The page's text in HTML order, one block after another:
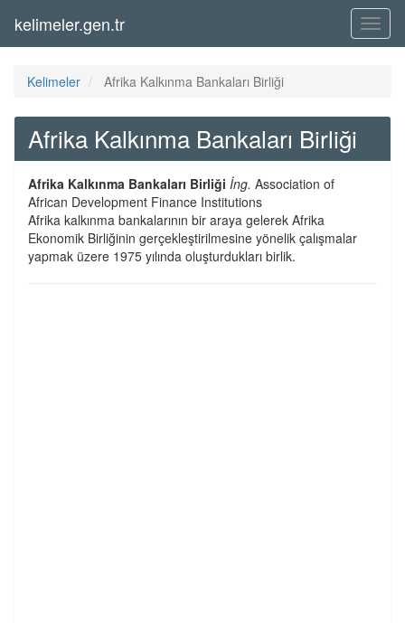
Menü
kelimeler.gen.tr
Kelimeler Afrika Kalkınma Bankaları Birliği
Afrika Kalkınma Bankaları Birliği
Afrika Kalkınma Bankaları Birliği İng. Association of
African Development Finance Institutions
Afrika kalkınma bankalarının bir araya gelerek Afrika
Ekonomik Birliğinin gerçekleştirilmesine yönelik çalışmalar
yapmak üzere 1975 yılında oluşturdukları birlik.